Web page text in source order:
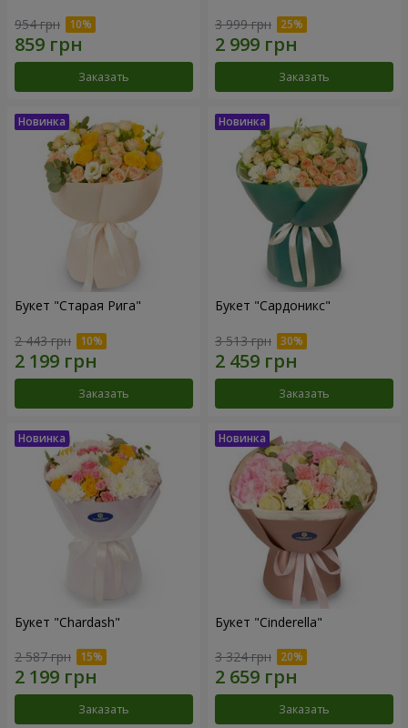
954 грн
Заказать
3 999 грн
Заказать
Букет "Старая Рига"
2 443 грн
Заказать
Букет "Сардоникс"
3 513 грн
Заказать
Букет "Chardash"
2 587 грн
Заказать
Букет "Cinderella"
3 324 грн
Заказать